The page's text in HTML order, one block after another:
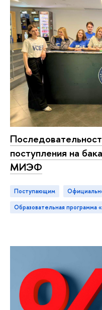
поступления на
МИЭФ
Поступающим
Образовательная программа «Международная программа